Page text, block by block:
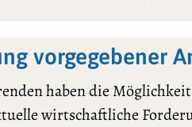
vorgegebener
haben die
wirtschaftliche